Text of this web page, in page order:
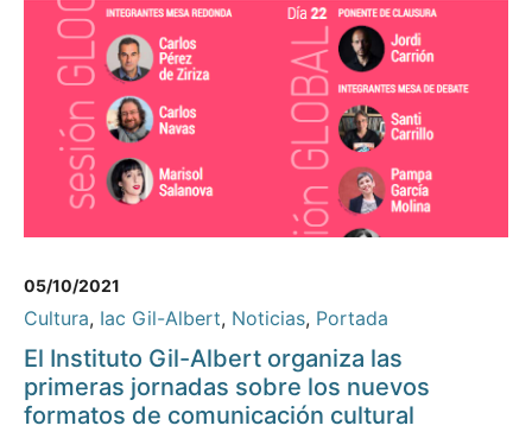
05/10/2021
Cultura, Iac Gil-Albert, Noticias, Portada
El Instituto Gil-Albert organiza las
primeras jornadas sobre los nuevos
formatos de comunicación cultural